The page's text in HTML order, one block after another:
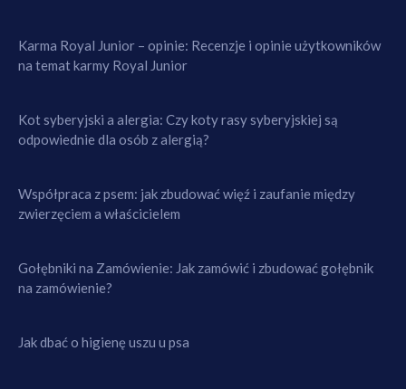
Karma Royal Junior – opinie: Recenzje i opinie użytkowników
na temat karmy Royal Junior
Kot syberyjski a alergia: Czy koty rasy syberyjskiej są
odpowiednie dla osób z alergią?
Współpraca z psem: jak zbudować więź i zaufanie między
zwierzęciem a właścicielem
Gołębniki na Zamówienie: Jak zamówić i zbudować gołębnik
na zamówienie?
Jak dbać o higienę uszu u psa